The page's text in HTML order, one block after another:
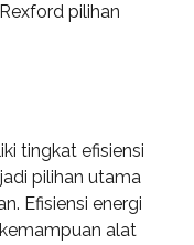
pilihan
tingkat efisiensi
pilihan utama
Efisiensi energi
alat